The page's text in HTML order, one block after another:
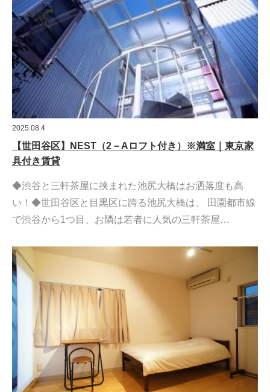
2025.08.4
【世田谷区】NEST（2－Aロフト付き）※満室｜東京家
具付き賃貸
◆渋谷と三軒茶屋に挟まれた池尻大橋はお洒落度も高
い！◆世田谷区と目黒区に跨る池尻大橋は、 田園都市線
で渋谷から1つ目、お隣は若者に人気の三軒茶屋…